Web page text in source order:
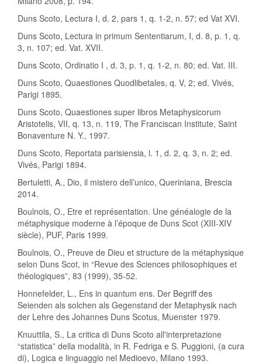
Duns Scoto, Lectura I, d. 2, pars 1, q. 1-2, n. 57; ed Vat XVI.
Duns Scoto, Lectura in primum Sententiarum, I, d. 8, p. 1, q.
3, n. 107; ed. Vat. XVII.
Duns Scoto, Ordinatio I , d. 3, p. 1, q. 1-2, n. 80; ed. Vat. III.
Duns Scoto, Quaestiones Quodlibetales, q. V, 2; ed. Vivés,
Parigi 1895.
Duns Scoto, Quaestiones super libros Metaphysicorum
Aristotelis, VII, q. 13, n. 119, The Franciscan Institute, Saint
Bonaventure N. Y., 1997.
Duns Scoto, Reportata parisiensia, l. 1, d. 2, q. 3, n. 2; ed.
Vivés, Parigi 1894.
Bertuletti, A., Dio, il mistero dell’unico, Queriniana, Brescia
2014.
Boulnois, O., Etre et représentation. Une généalogie de la
métaphysique moderne à l’époque de Duns Scot (XIII-XIV
siècle), PUF, Paris 1999.
Boulnois, O., Preuve de Dieu et structure de la métaphysique
selon Duns Scot, in “Revue des Sciences philosophiques et
théologiques”, 83 (1999), 35-52.
Honnefelder, L., Ens in quantum ens. Der Begriff des
Seienden als solchen als Gegenstand der Metaphysik nach
der Lehre des Johannes Duns Scotus, Muenster 1979.
Knuuttila, S., La critica di Duns Scoto all'interpretazione
“statistica” della modalità, in R. Fedriga e S. Puggioni, (a cura
di), Logica e linguaggio nel Medioevo, Milano 1993.